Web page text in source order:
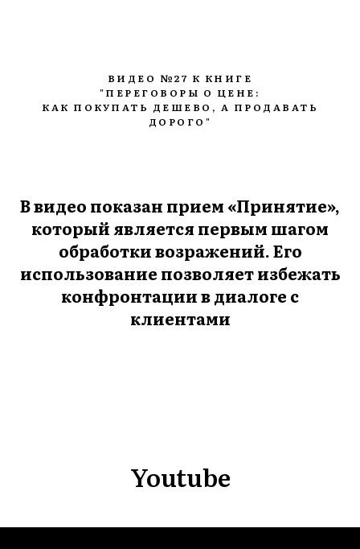
ВИДЕО №27 К КНИГЕ
"ПЕРЕГОВОРЫ О ЦЕНЕ:
КАК ПОКУПАТЬ ДЕШЕВО, А ПРОДАВАТЬ
ДОРОГО"
В видео показан прием «Принятие»,
который является первым шагом
обработки возражений. Его
использование позволяет избежать
конфронтации в диалоге с
клиентами
Youtube